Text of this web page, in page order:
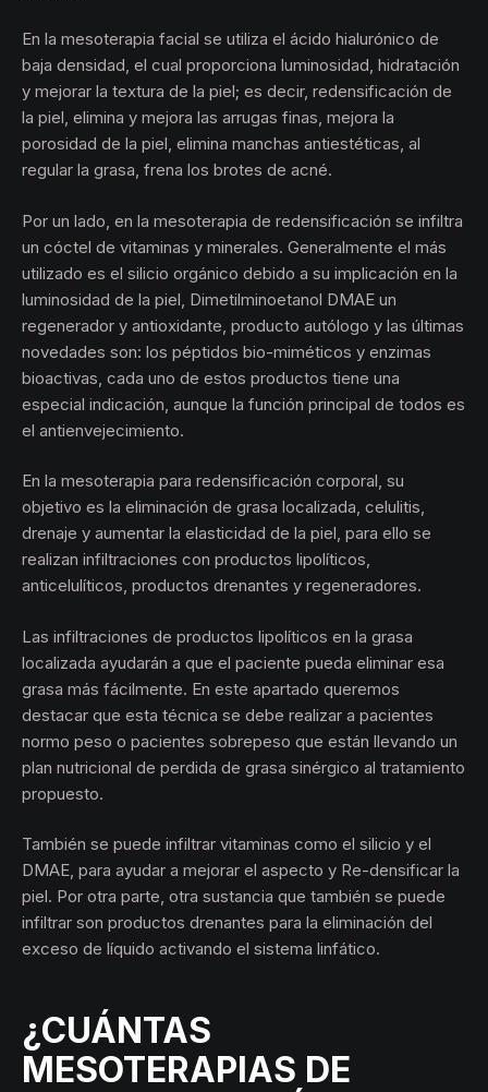
En la mesoterapia facial se utiliza el ácido hialurónico de
baja densidad, el cual proporciona luminosidad, hidratación
y mejorar la textura de la piel; es decir, redensificación de
la piel, elimina y mejora las arrugas finas, mejora la
porosidad de la piel, elimina manchas antiestéticas, al
regular la grasa, frena los brotes de acné.
Por un lado, en la mesoterapia de redensificación se infiltra
un cóctel de vitaminas y minerales. Generalmente el más
utilizado es el silicio orgánico debido a su implicación en la
luminosidad de la piel, Dimetilminoetanol DMAE un
regenerador y antioxidante, producto autólogo y las últimas
novedades son: los péptidos bio-miméticos y enzimas
bioactivas, cada uno de estos productos tiene una
especial indicación, aunque la función principal de todos es
el antienvejecimiento.
En la mesoterapia para redensificación corporal, su
objetivo es la eliminación de grasa localizada, celulitis,
drenaje y aumentar la elasticidad de la piel, para ello se
realizan infiltraciones con productos lipolíticos,
anticelulíticos, productos drenantes y regeneradores.
Las infiltraciones de productos lipolíticos en la grasa
localizada ayudarán a que el paciente pueda eliminar esa
grasa más fácilmente. En este apartado queremos
destacar que esta técnica se debe realizar a pacientes
normo peso o pacientes sobrepeso que están llevando un
plan nutricional de perdida de grasa sinérgico al tratamiento
propuesto.
También se puede infiltrar vitaminas como el silicio y el
DMAE, para ayudar a mejorar el aspecto y Re-densificar la
piel. Por otra parte, otra sustancia que también se puede
infiltrar son productos drenantes para la eliminación del
exceso de líquido activando el sistema linfático.
¿CUÁNTAS
MESOTERAPIAS DE